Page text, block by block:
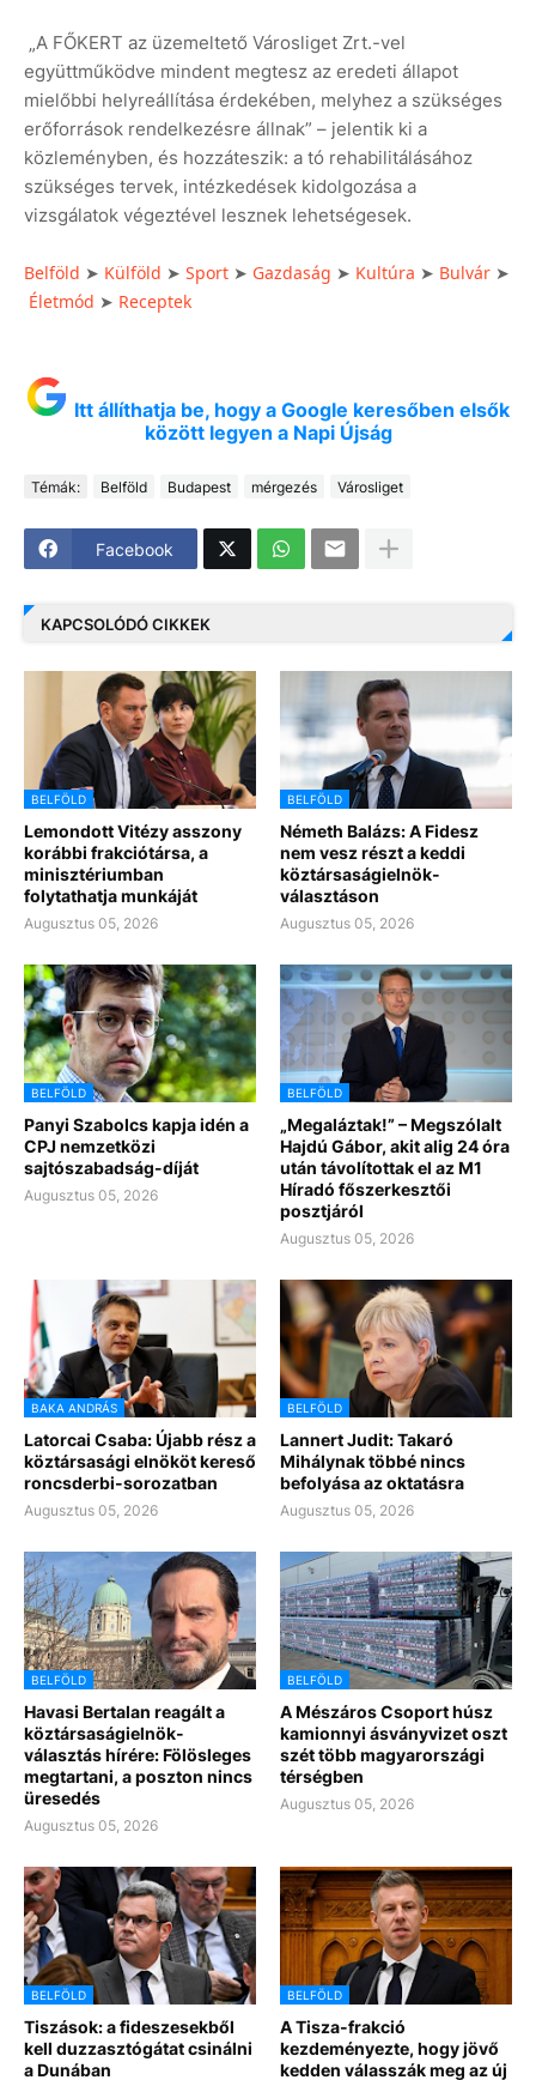
„A FŐKERT az üzemeltető Városliget Zrt.-vel
együttműködve mindent megtesz az eredeti állapot
mielőbbi helyreállítása érdekében, melyhez a szükséges
erőforrások rendelkezésre állnak” – jelentik ki a
közleményben, és hozzáteszik: a tó rehabilitálásához
szükséges tervek, intézkedések kidolgozása a
vizsgálatok végeztével lesznek lehetségesek.
Belföld ➤ Külföld ➤ Sport ➤ Gazdaság ➤ Kultúra ➤ Bulvár ➤
Életmód ➤ Receptek
Itt állíthatja be, hogy a Google keresőben elsők
között legyen a Napi Újság
Témák: Belföld Budapest mérgezés Városliget
Facebook
KAPCSOLÓDÓ CIKKEK
BELFÖLD
Lemondott Vitézy asszony
korábbi frakciótársa, a
minisztériumban
folytathatja munkáját
Augusztus 05, 2026
BELFÖLD
Németh Balázs: A Fidesz
nem vesz részt a keddi
köztársaságielnök-
választáson
Augusztus 05, 2026
BELFÖLD
Panyi Szabolcs kapja idén a
CPJ nemzetközi
sajtószabadság-díját
Augusztus 05, 2026
BELFÖLD
„Megaláztak!” – Megszólalt
Hajdú Gábor, akit alig 24 óra
után távolítottak el az M1
Híradó főszerkesztői
posztjáról
Augusztus 05, 2026
BAKA ANDRÁS
Latorcai Csaba: Újabb rész a
köztársasági elnököt kereső
roncsderbi-sorozatban
Augusztus 05, 2026
BELFÖLD
Lannert Judit: Takaró
Mihálynak többé nincs
befolyása az oktatásra
Augusztus 05, 2026
BELFÖLD
Havasi Bertalan reagált a
köztársaságielnök-
választás hírére: Fölösleges
megtartani, a poszton nincs
üresedés
Augusztus 05, 2026
BELFÖLD
A Mészáros Csoport húsz
kamionnyi ásványvizet oszt
szét több magyarországi
térségben
Augusztus 05, 2026
BELFÖLD
Tiszások: a fideszesekből
kell duzzasztógátat csinálni
a Dunában
BELFÖLD
A Tisza-frakció
kezdeményezte, hogy jövő
kedden válasszák meg az új